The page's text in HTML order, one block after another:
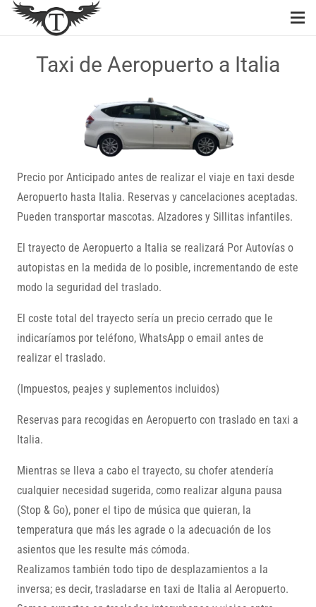
Taxi de Aeropuerto a Italia
Precio por Anticipado antes de realizar el viaje en taxi desde
Aeropuerto hasta Italia. Reservas y cancelaciones aceptadas.
Pueden transportar mascotas. Alzadores y Sillitas infantiles.
El trayecto de Aeropuerto a Italia se realizará Por Autovías o
autopistas en la medida de lo posible, incrementando de este
modo la seguridad del traslado.
El coste total del trayecto sería un precio cerrado que le
indicaríamos por teléfono, WhatsApp o email antes de
realizar el traslado.
(Impuestos, peajes y suplementos incluidos)
Reservas para recogidas en Aeropuerto con traslado en taxi a
Italia.
Mientras se lleva a cabo el trayecto, su chofer atendería
cualquier necesidad sugerida, como realizar alguna pausa
(Stop & Go), poner el tipo de música que quieran, la
temperatura que más les agrade o la adecuación de los
asientos que les resulte más cómoda.
Realizamos también todo tipo de desplazamientos a la
inversa; es decir, trasladarse en taxi de Italia al Aeropuerto.